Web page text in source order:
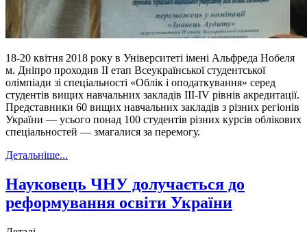
18-20 квітня 2018 року в Університеті імені Альфреда Нобеля
м. Дніпро проходив II етап Всеукраїнської студентської
олімпіади зі спеціальності «Облік і оподаткування» серед
студентів вищих навчальних закладів III-IV рівнів акредитації.
Представники 60 вищих навчальних закладів з різних регіонів
України — усього понад 100 студентів різних курсів облікових
спеціальностей — змагалися за перемогу.
Детальніше...
Науковець ЧНУ долучається до
реформування освіти України